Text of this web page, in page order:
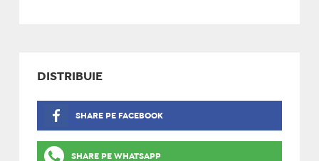
DISTRIBUIE
SHARE PE FACEBOOK
SHARE PE WHATSAPP